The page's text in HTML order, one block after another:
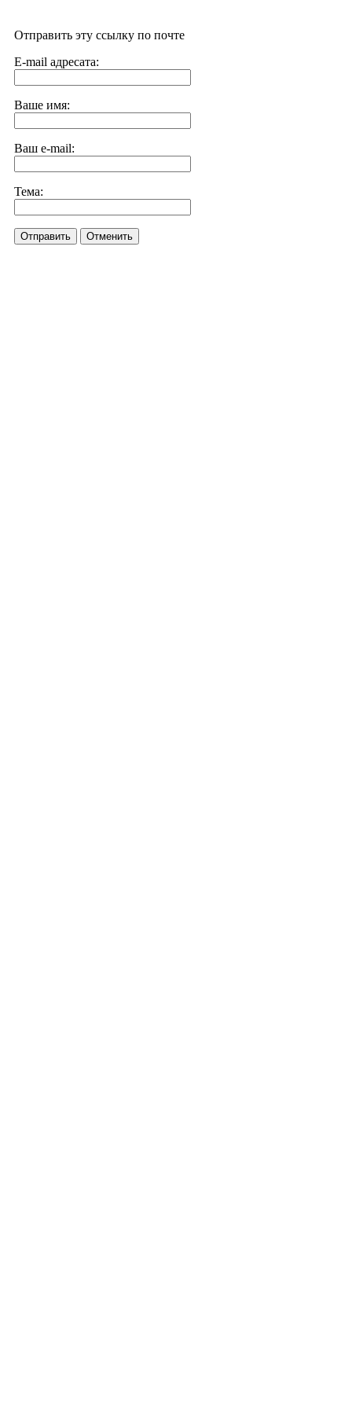
Отправить эту ссылку по почте
E-mail адресата:
Ваше имя:
Ваш e-mail:
Тема:
Отправить Отменить